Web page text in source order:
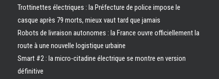
Trottinettes électriques : la Préfecture de police impose le
casque après 79 morts, mieux vaut tard que jamais
Robots de livraison autonomes : la France ouvre officiellement la
route à une nouvelle logistique urbaine
Smart #2 : la micro-citadine électrique se montre en version
définitive